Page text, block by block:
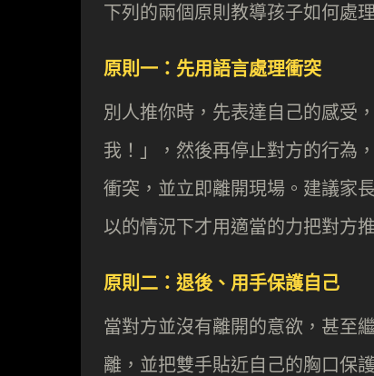
下列的兩個原則教導孩子如何處
原則一：先用語言處理衝突
別人推你時，先表達自己的感受
我！」，然後再停止對方的行為
衝突，並立即離開現場。建議家
以的情況下才用適當的力把對方
原則二：退後、用手保護自己
當對方並沒有離開的意欲，甚至
離，並把雙手貼近自己的胸口保